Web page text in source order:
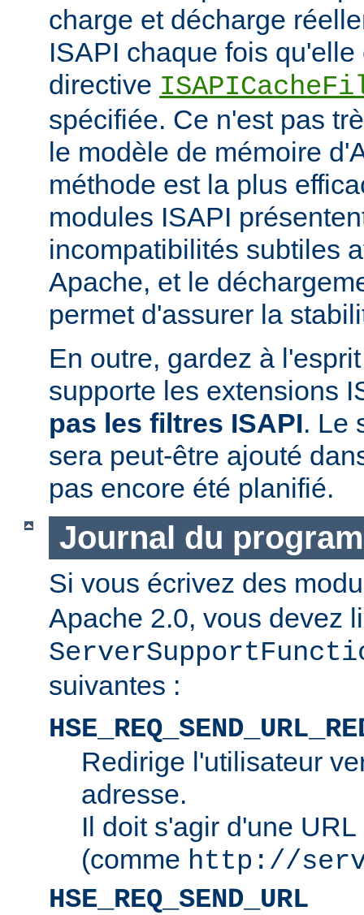
charge et décharge
ISAPI chaque fois
directive
spécifiée. Ce n'est pas
le modèle de mémoire
méthode est la plus
modules ISAPI
incompatibilités subtiles
Apache, et le
permet d'assurer la
En outre, gardez à
supporte les extensions
pas les filtres ISAPI. Le
sera peut-être ajouté
pas encore été planifié.
Journal du
Si vous écrivez des
Apache 2.0, vous devez
suivantes :
Redirige l'utilisateur
adresse.
Il doit s'agir d'une
(comme http://
HSE_REQ_SEND_URL